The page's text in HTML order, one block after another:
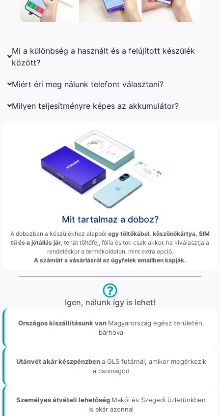
Mi a különbség a használt és a felújított készülék
között?
Miért éri meg nálunk telefont választani?
Milyen teljesítményre képes az akkumulátor?
Mit tartalmaz a doboz?
A dobozban a készülékhez alapból egy töltőkábel, köszönőkártya, SIM
tű és a jótállás jár, tehát töltőfej, fólia és tok csak akkor, ha kiválasztja a
rendeléskor a termékoldalon, mint extra opció.
A számlát a vásárlásról az ügyfelek emailben kapják.
Igen, nálunk így is lehet!
Országos kiszállításunk van Magyarország egész területén,
bárhova
Utánvét akár készpénzbena GLS futárnál, amikor megérkezik
a csomagod
Személyes átvételi lehetőség Makói és Szegedi üzletünkben
is akár azonnal